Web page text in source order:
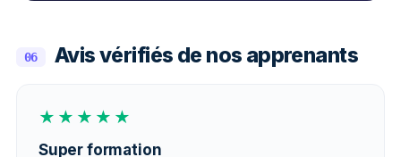
06 Avis vérifiés de nos apprenants
★★★★★
Super formation